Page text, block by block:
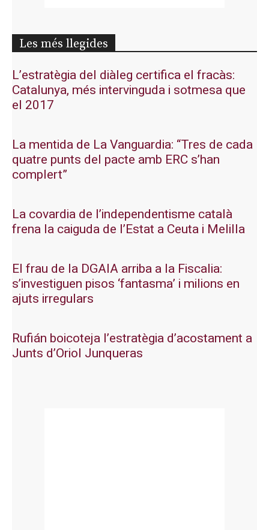
Les més llegides
L’estratègia del diàleg certifica el fracàs:
Catalunya, més intervinguda i sotmesa que
el 2017
La mentida de La Vanguardia: “Tres de cada
quatre punts del pacte amb ERC s’han
complert”
La covardia de l’independentisme català
frena la caiguda de l’Estat a Ceuta i Melilla
El frau de la DGAIA arriba a la Fiscalia:
s’investiguen pisos ‘fantasma’ i milions en
ajuts irregulars
Rufián boicoteja l’estratègia d’acostament a
Junts d’Oriol Junqueras